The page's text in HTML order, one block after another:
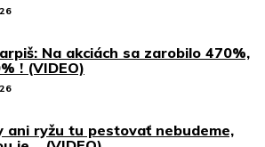
Na akciách sa zarobilo 470%,
! (VIDEO)
ani ryžu tu pestovať nebudeme,